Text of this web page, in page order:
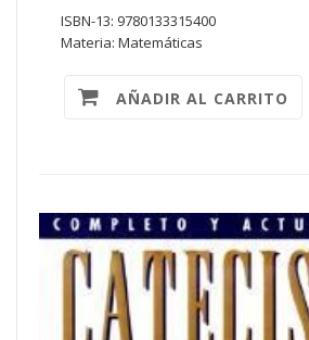
ISBN-13: 9780133315400
Materia: Matemáticas
AÑADIR AL CARRITO